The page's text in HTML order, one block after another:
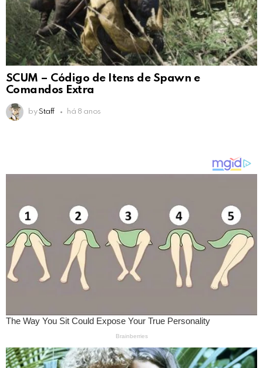
SCUM – Código de Itens de Spawn e
Comandos Extra
by Staff há 8 anos